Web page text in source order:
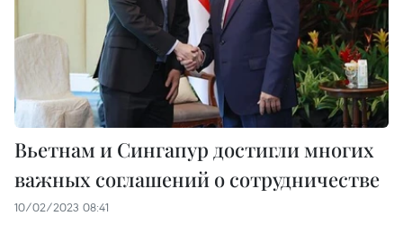
Вьетнам и Сингапур достигли многих
важных соглашений о сотрудничестве
10/02/2023 08:41